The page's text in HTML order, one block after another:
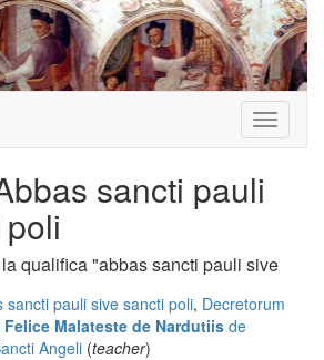
Toggle
sancti pauli
qualifica "abbas sancti pauli sive
sancti pauli sive sancti poli, Decretorum
Malateste de Nardutiis de
Angeli (teacher)